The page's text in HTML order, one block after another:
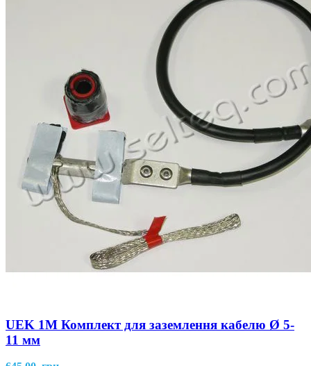
UEK 1M Комплект для заземлення кабелю Ø 5-
11 мм